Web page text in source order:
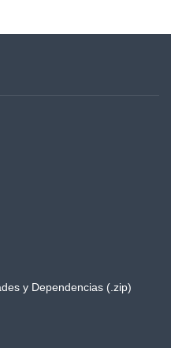
y Dependencias (.zip)